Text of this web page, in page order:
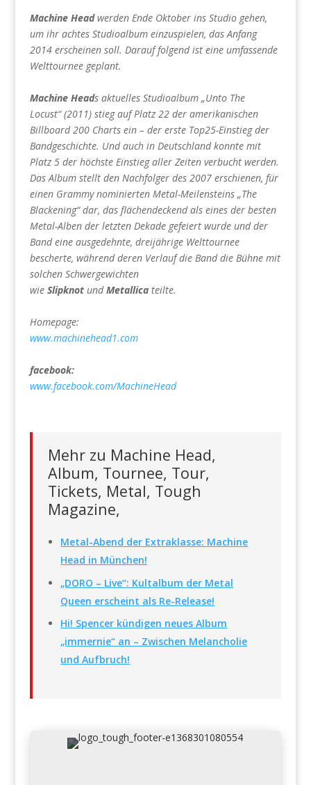
Machine Headwerden Ende Oktober ins Studio gehen,
um ihr achtes Studioalbum einzuspielen, das Anfang
2014 erscheinen soll. Darauf folgend ist eine umfassende
Welttournee geplant.
Machine Heads aktuelles Studioalbum „Unto The
Locust“ (2011) stieg auf Platz 22 der amerikanischen
Billboard 200 Charts ein – der erste Top25-Einstieg der
Bandgeschichte. Und auch in Deutschland konnte mit
Platz 5 der höchste Einstieg aller Zeiten verbucht werden.
Das Album stellt den Nachfolger des 2007 erschienen, für
einen Grammy nominierten Metal-Meilensteins „The
Blackening“ dar, das flächendeckend als eines der besten
Metal-Alben der letzten Dekade gefeiert wurde und der
Band eine ausgedehnte, dreijährige Welttournee
bescherte, während deren Verlauf die Band die Bühne mit
solchen Schwergewichten
wie SlipknotundMetallicateilte.
Homepage:
www.machinehead1.com
facebook:
www.facebook.com/MachineHead
Mehr zu Machine Head,
Album, Tournee, Tour,
Tickets, Metal, Tough
Magazine,
Metal-Abend der Extraklasse: Machine
Head in München!
„DORO – Live“: Kultalbum der Metal
Queen erscheint als Re-Release!
Hi! Spencer kündigen neues Album
„immernie“ an – Zwischen Melancholie
und Aufbruch!